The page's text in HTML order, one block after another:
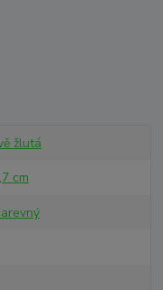
žlutá
cm